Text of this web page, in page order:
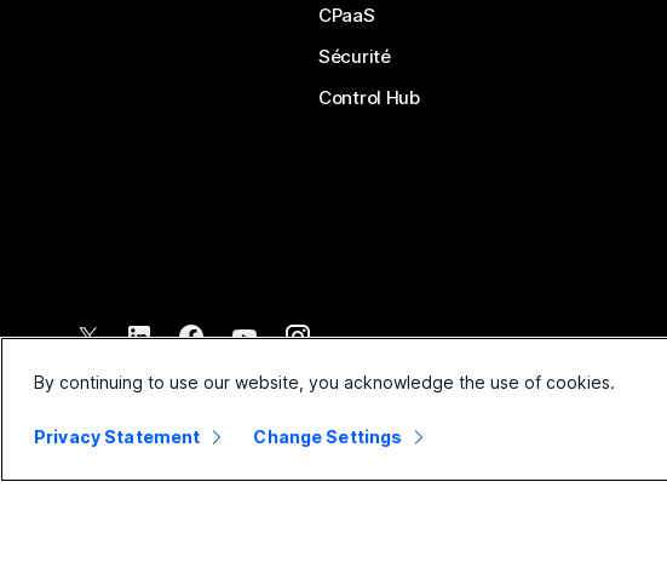
CPaaS
Sécurité
Control Hub
2026 Cisco et/ou ses affiliés. Tous droits réservés.
By continuing to use our website, you acknowledge the use of cookies.
Privacy Statement Change Settings